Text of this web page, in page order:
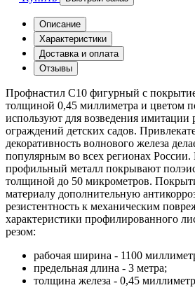
Описание
Характеристики
Доставка и оплата
Отзывы
Профнастил С10 фигурный с
толщиной 0,45 миллиметра и цветом
используют для возведения имитации
ограждений детских садов.
декоративность волнового железа
популярным во всех регионах России.
профильный металл покрывают
толщиной до 50 микрометров.
материалу дополнительную
резистентность к механическим
характеристики профилированного
резом:
рабочая ширина - 1100
предельная длина - 3 метра;
толщина железа - 0,45